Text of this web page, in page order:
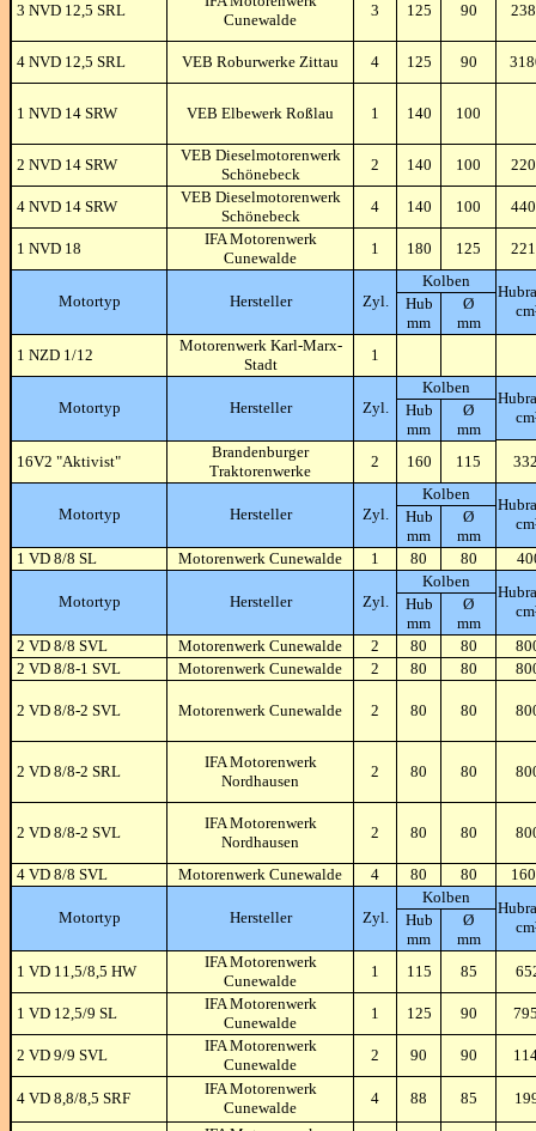
3 NVD 12,5 SRL
Cunewalde
3 125 90
4 NVD 12,5 SRL VEB Roburwerke Zittau 4 125 90
1 NVD 14 SRW VEB Elbewerk Roßlau 1 140 100
2 NVD 14 SRW
VEB Dieselmotorenwerk
Schönebeck
2 140 100
4 NVD 14 SRW
VEB Dieselmotorenwerk
Schönebeck
4 140 100
1 NVD 18
IFA Motorenwerk
Cunewalde
1 180 125
Motortyp Hersteller Zyl.
Kolben
cm
Hub
mm
Ø
mm
1 NZD 1/12
Motorenwerk Karl-Marx-
Stadt
1
Motortyp Hersteller Zyl.
Kolben
cm
Hub
mm
Ø
mm
16V2 "Aktivist"
Brandenburger
Traktorenwerke
2 160 115
Motortyp Hersteller Zyl.
Kolben
cm
Hub
mm
Ø
mm
1 VD 8/8 SL
Motorenwerk Cunewalde 1 80 80
Motortyp Hersteller Zyl.
Kolben
cm
Hub
mm
Ø
mm
2 VD 8/8 SVL
Motorenwerk Cunewalde 2 80 80
2 VD 8/8-1 SVL
Motorenwerk Cunewalde 2 80 80
2 VD 8/8-2 SVL Motorenwerk Cunewalde 2 80 80
2 VD 8/8-2 SRL
IFA Motorenwerk
Nordhausen
2 80 80
2 VD 8/8-2 SVL
IFA Motorenwerk
Nordhausen
2 80 80
4 VD 8/8 SVL Motorenwerk Cunewalde 4 80 80
Motortyp Hersteller Zyl.
Kolben
cm
Hub
mm
Ø
mm
1 VD 11,5/8,5 HW
IFA Motorenwerk
Cunewalde
1 115 85
1 VD 12,5/9 SL
IFA Motorenwerk
Cunewalde
1 125 90
2 VD 9/9 SVL
IFA Motorenwerk
Cunewalde
2 90 90
4 VD 8,8/8,5 SRF
IFA Motorenwerk
Cunewalde
4 88 85